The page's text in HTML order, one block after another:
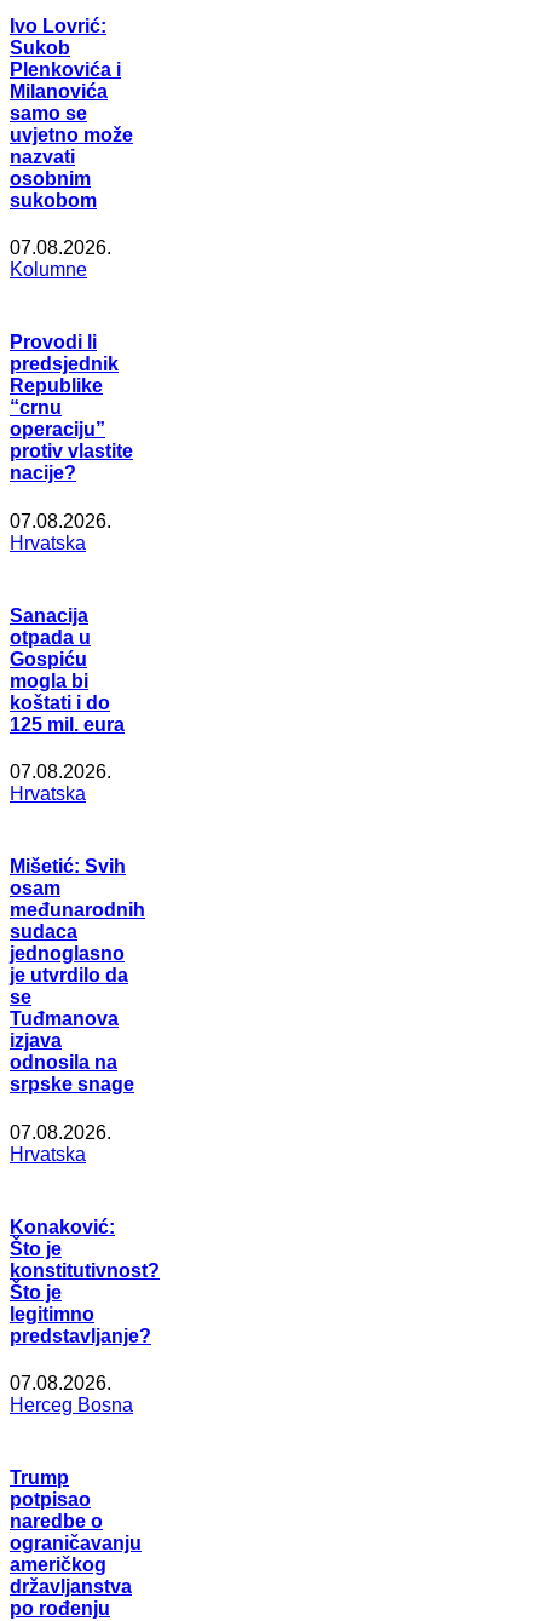
Ivo Lovrić:
Sukob
Plenkovića i
Milanovića
samo se
uvjetno može
nazvati
osobnim
sukobom
07.08.2026.
Kolumne
Provodi li
predsjednik
Republike
“crnu
operaciju”
protiv vlastite
nacije?
07.08.2026.
Hrvatska
Sanacija
otpada u
Gospiću
mogla bi
koštati i do
125 mil. eura
07.08.2026.
Hrvatska
Mišetić: Svih
osam
međunarodnih
sudaca
jednoglasno
je utvrdilo da
se
Tuđmanova
izjava
odnosila na
srpske snage
07.08.2026.
Hrvatska
Konaković:
Što je
konstitutivnost?
Što je
legitimno
predstavljanje?
07.08.2026.
Herceg Bosna
Trump
potpisao
naredbe o
ograničavanju
američkog
državljanstva
po rođenju